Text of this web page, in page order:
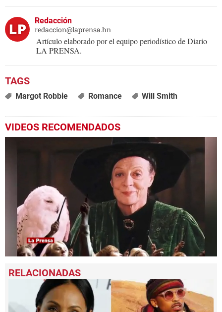
Redacción
redaccion@laprensa.hn
Artículo elaborado por el equipo periodístico de Diario
LA PRENSA.
Margot Robbie Romance Will Smith
VIDEOS RECOMENDADOS
seconds
of